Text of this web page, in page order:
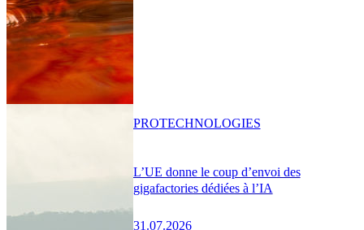
L’UE donne le coup d’envoi des
gigafactories dédiées à l’IA
31.07.2026
PROTECHNOLOGIES